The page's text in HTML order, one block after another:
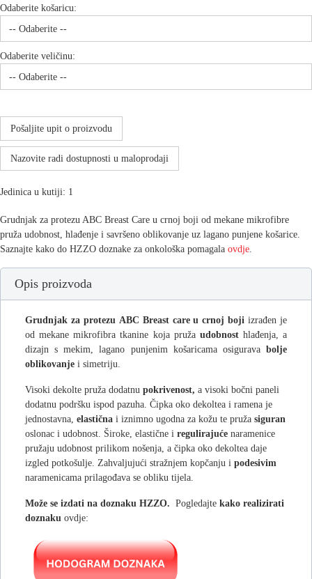
Odaberite košaricu:
Odaberite veličinu:
Pošaljite upit o proizvodu
Nazovite radi dostupnosti u maloprodaji
Jedinica u kutiji: 1
Grudnjak za protezu ABC Breast Care u crnoj boji od mekane mikrofibre
pruža udobnost, hlađenje i savršeno oblikovanje uz lagano punjene košarice.
Saznajte kako do HZZO doznake za onkološka pomagala ovdje.
Opis proizvoda
Grudnjak za protezu ABC Breast care u crnoj boji izrađen je
od mekane mikrofibra tkanine koja pruža udobnosthlađenja, a
dizajn s mekim, lagano punjenim košaricama osigurava bolje
oblikovanje i simetriju.
Visoki dekolte pruža dodatnu pokrivenost, a visoki bočni paneli
dodatnu podršku ispod pazuha. Čipka oko dekoltea i ramena je
jednostavna, elastična i iznimno ugodna za kožu te pruža siguran
oslonac i udobnost. Široke, elastične i regulirajuće naramenice
pružaju udobnost prilikom nošenja, a čipka oko dekoltea daje
izgled potkošulje. Zahvaljujući stražnjem kopčanju i podesivim
naramenicama prilagođava se obliku tijela.
Može se izdati na doznaku HZZO. Pogledajte kako realizirati
doznaku ovdje: